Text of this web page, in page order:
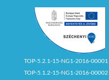
TOP-5.2.1-15-NG1-2016-00001
TOP-5.1.2-15-NG1-2016-00002